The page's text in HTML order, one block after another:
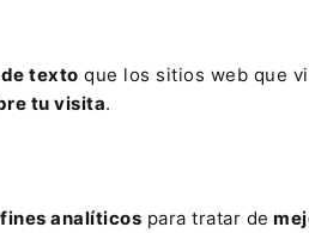
texto que los sitios web que
tu visita.
fines analíticos para tratar de
siendo un buen
nos lo indica el abogado y
que ante las solicitudes
celebrándose los días